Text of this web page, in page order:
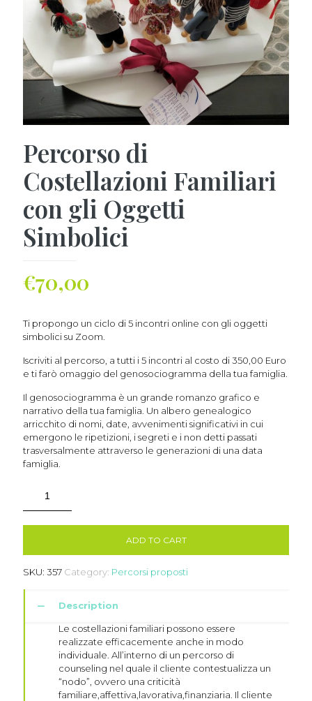
Percorso di
Costellazioni Familiari
con gli Oggetti
Simbolici
€70,00
Ti propongo un ciclo di 5 incontri online con gli oggetti
simbolici su Zoom.
Iscriviti al percorso, a tutti i 5 incontri al costo di 350,00 Euro
e ti farò omaggio del genosociogramma della tua famiglia.
Il genosociogramma è un grande romanzo grafico e
narrativo della tua famiglia. Un albero genealogico
arricchito di nomi, date, avvenimenti significativi in cui
emergono le ripetizioni, i segreti e i non detti passati
trasversalmente attraverso le generazioni di una data
famiglia.
ADD TO CART
SKU: 357 Category: Percorsi proposti
Description
Le costellazioni familiari possono essere
realizzate efficacemente anche in modo
individuale. All’interno di un percorso di
counseling nel quale il cliente contestualizza un
“nodo”, ovvero una criticità
familiare,affettiva,lavorativa,finanziaria. Il cliente